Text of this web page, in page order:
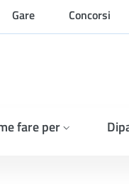
Gare Concorsi
fare per